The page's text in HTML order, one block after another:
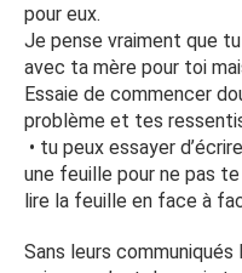
pour eux.
Je pense vraiment que
avec ta mère pour toi
Essaie de commencer
problème et tes
• tu peux essayer
une feuille pour ne pas
lire la feuille en face à
Sans leurs communiqués